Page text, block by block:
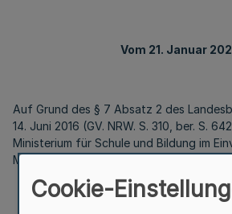
Vom 21. Januar
Auf Grund des § 7 Absatz 2 des
14. Juni 2016 (GV. NRW. S. 310, ber. S.
Ministerium für Schule und Bildung im
Ministerium der Finanzen und dem
Cookie-